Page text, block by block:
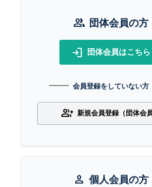
group 団体会員の方
login 団体会員はこちら
会員登録をしていない方
group_add 新規会員登録（団体会員
person 個人会員の方